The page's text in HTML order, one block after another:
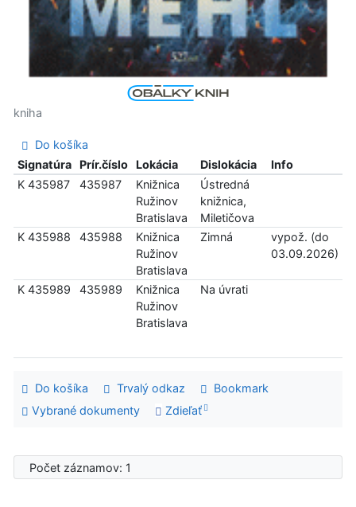
kniha
Do košíka
Signatúra
Prír.číslo Lokácia Dislokácia
Info
K 435987
435987
Knižnica
Ružinov
Bratislava
Ústredná
knižnica,
Miletičova
K 435988
435988
Knižnica
Ružinov
Bratislava
Zimná
vypož. (do
03.09.2026)
K 435989 435989
Knižnica
Ružinov
Bratislava
Na úvrati
Do košíka Trvalý odkaz
Bookmark
Vybrané dokumenty
Zdieľať
Počet záznamov: 1